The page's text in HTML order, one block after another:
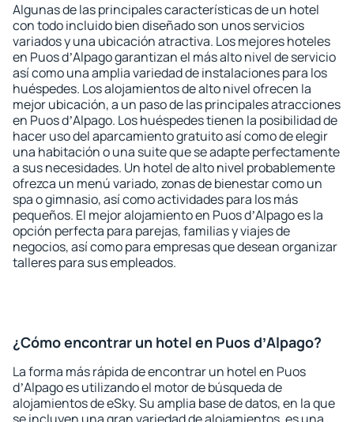
Algunas de las principales características de un hotel
con todo incluido bien diseñado son unos servicios
variados y una ubicación atractiva. Los mejores hoteles
en Puos dʼAlpago garantizan el más alto nivel de servicio
así como una amplia variedad de instalaciones para los
huéspedes. Los alojamientos de alto nivel ofrecen la
mejor ubicación, a un paso de las principales atracciones
en Puos dʼAlpago. Los huéspedes tienen la posibilidad de
hacer uso del aparcamiento gratuito así como de elegir
una habitación o una suite que se adapte perfectamente
a sus necesidades. Un hotel de alto nivel probablemente
ofrezca un menú variado, zonas de bienestar como un
spa o gimnasio, así como actividades para los más
pequeños. El mejor alojamiento en Puos dʼAlpago es la
opción perfecta para parejas, familias y viajes de
negocios, así como para empresas que desean organizar
talleres para sus empleados.
¿Cómo encontrar un hotel en Puos dʼAlpago?
La forma más rápida de encontrar un hotel en Puos
dʼAlpago es utilizando el motor de búsqueda de
alojamientos de eSky. Su amplia base de datos, en la que